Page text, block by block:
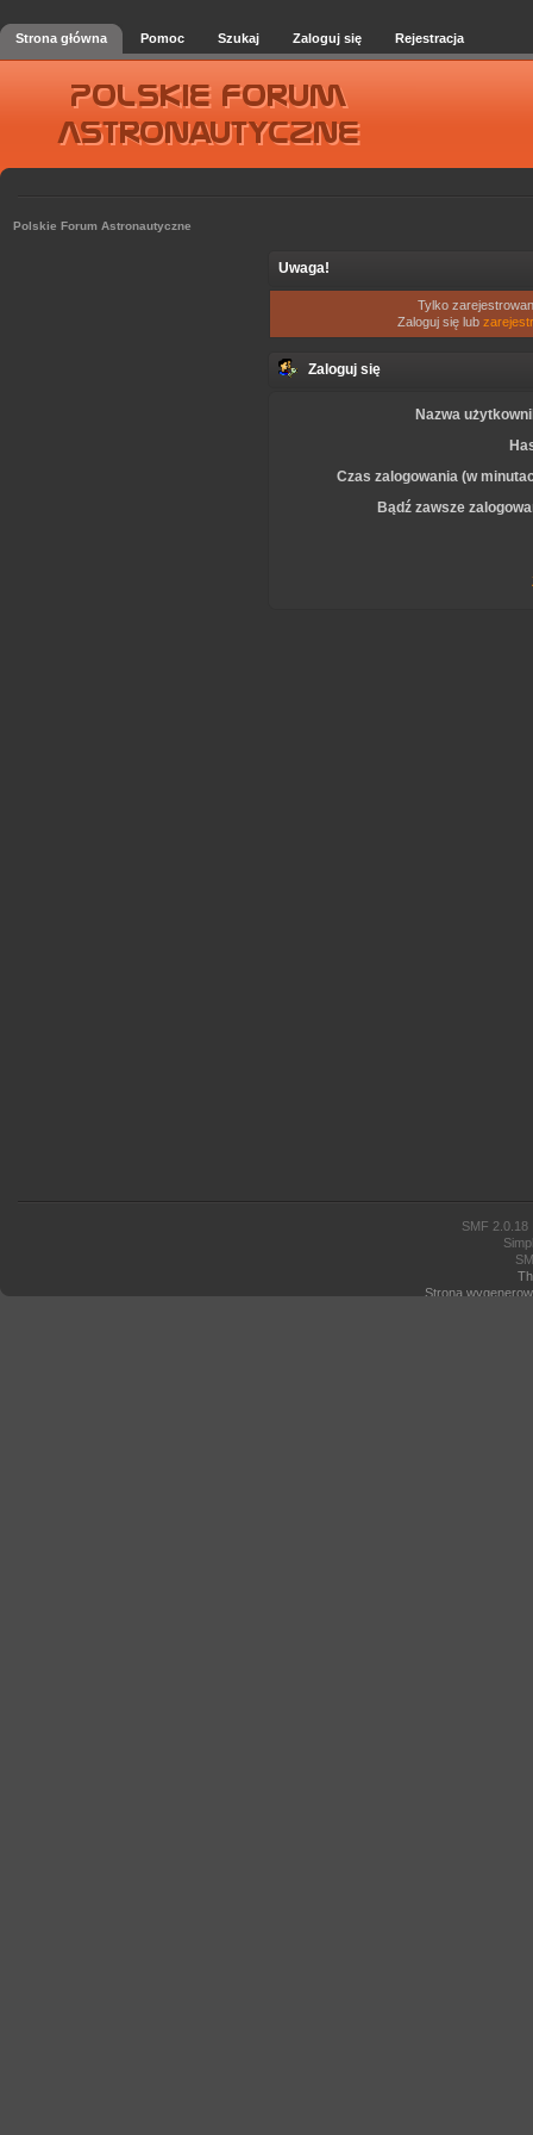
Strona główna Pomoc Szukaj Zaloguj się Rejestracja
Polskie Forum Astronautyczne
Uwaga!
Tylko
Zaloguj się lub
Zaloguj się
Nazwa
Czas zalogowania (w
Bądź zawsze
SMF 2.0.18
Strona